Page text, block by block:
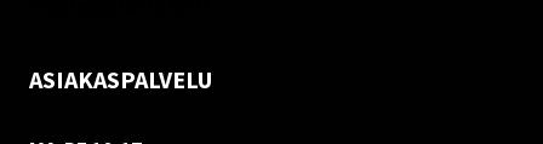
ASIAKASPALVELU